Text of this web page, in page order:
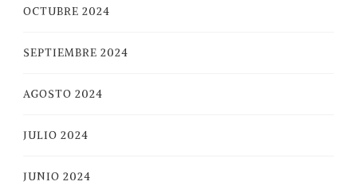
OCTUBRE 2024
SEPTIEMBRE 2024
AGOSTO 2024
JULIO 2024
JUNIO 2024